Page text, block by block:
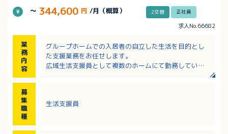
～ 344,600 円 /月（概算） 2交替 正社員
求人No.66682
業
務
内
容
グループホームでの入居者の自立した生活を目的とし
た支援業務をお任せします。
広域生活支援員として複数のホームにて勤務していた
・相談・お話し相手
募
集
職
種
生活支援員